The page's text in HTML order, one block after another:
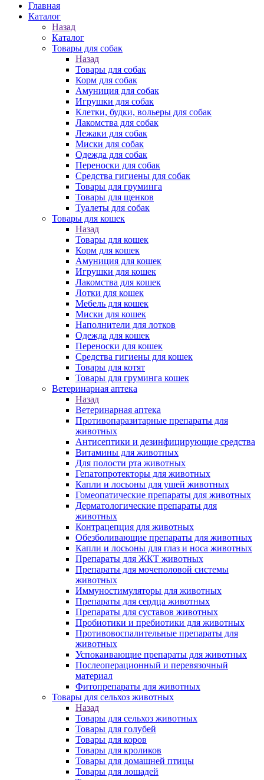
Главная
Каталог
Назад
Каталог
Товары для собак
Назад
Товары для собак
Корм для собак
Амуниция для собак
Игрушки для собак
Клетки, будки, вольеры для собак
Лакомства для собак
Лежаки для собак
Миски для собак
Одежда для собак
Переноски для собак
Средства гигиены для собак
Товары для груминга
Товары для щенков
Туалеты для собак
Товары для кошек
Назад
Товары для кошек
Корм для кошек
Амуниция для кошек
Игрушки для кошек
Лакомства для кошек
Лотки для кошек
Мебель для кошек
Миски для кошек
Наполнители для лотков
Одежда для кошек
Переноски для кошек
Средства гигиены для кошек
Товары для котят
Товары для груминга кошек
Ветеринарная аптека
Назад
Ветеринарная аптека
Противопаразитарные препараты для
животных
Антисептики и дезинфицирующие средства
Витамины для животных
Для полости рта животных
Гепатопротекторы для животных
Капли и лосьоны для ушей животных
Гомеопатические препараты для животных
Дерматологические препараты для
животных
Контрацепция для животных
Обезболивающие препараты для животных
Капли и лосьоны для глаз и носа животных
Препараты для ЖКТ животных
Препараты для мочеполовой системы
животных
Иммуностимуляторы для животных
Препараты для сердца животных
Препараты для суставов животных
Пробиотики и пребиотики для животных
Противовоспалительные препараты для
животных
Успокаивающие препараты для животных
Послеоперационный и перевязочный
материал
Фитопрепараты для животных
Товары для сельхоз животных
Назад
Товары для сельхоз животных
Товары для голубей
Товары для коров
Товары для кроликов
Товары для домашней птицы
Товары для лошадей